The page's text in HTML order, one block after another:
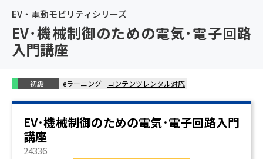
EV・電動モビリティシリーズ
EV･機械制御のための電気･電子回路
入門講座
初級 eラーニング コンテンツレンタル対応
EV･機械制御のための電気･電子回路入門
講座
24336